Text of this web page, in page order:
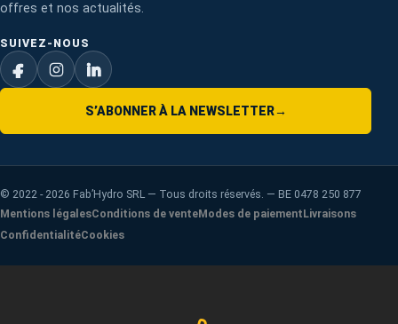
offres et nos actualités.
SUIVEZ-NOUS
S’ABONNER À LA NEWSLETTER→
© 2022 - 2026 Fab’Hydro SRL — Tous droits réservés. — BE 0478 250 877
Mentions légalesConditions de venteModes de paiementLivraisons
ConfidentialitéCookies